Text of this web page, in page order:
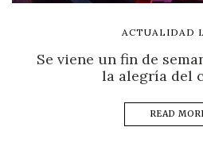
ACTUALIDAD
Se viene un fin de
la alegría del
READ